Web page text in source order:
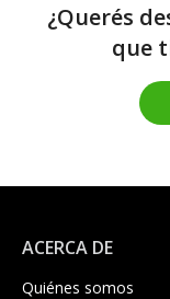
¿Querés
que
ACERCA DE
Quiénes somos